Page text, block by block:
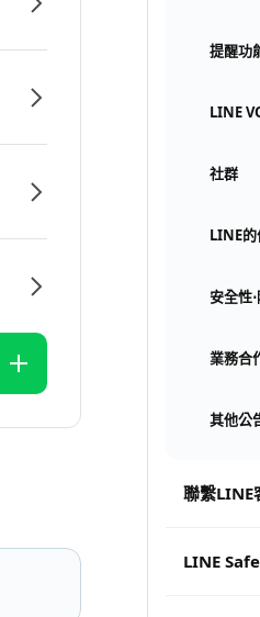
提醒功
LINE
社群
LINE
安全性
業務合
其他公
聯繫LINE
LINE